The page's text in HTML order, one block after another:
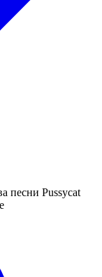
песни Pussycat